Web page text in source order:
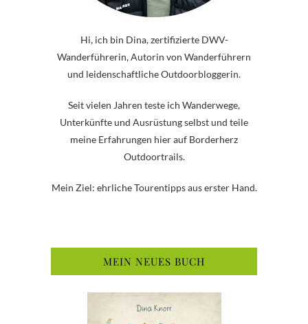
Hi, ich bin Dina, zertifizierte DWV-
Wanderführerin, Autorin von Wanderführern
und leidenschaftliche Outdoorbloggerin.
Seit vielen Jahren teste ich Wanderwege,
Unterkünfte und Ausrüstung selbst und teile
meine Erfahrungen hier auf Borderherz
Outdoortrails.
Mein Ziel: ehrliche Tourentipps aus erster Hand.
MEIN NEUES BUCH